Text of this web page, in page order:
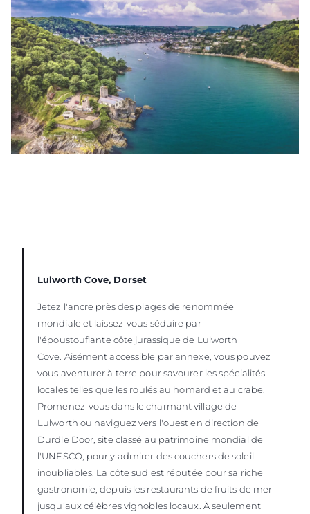
Lulworth Cove, Dorset
Jetez l'ancre près des plages de renommée
mondiale et laissez-vous séduire par
l'époustouflante côte jurassique de Lulworth
Cove. Aisément accessible par annexe, vous pouvez
vous aventurer à terre pour savourer les spécialités
locales telles que les roulés au homard et au crabe.
Promenez-vous dans le charmant village de
Lulworth ou naviguez vers l'ouest en direction de
Durdle Door, site classé au patrimoine mondial de
l'UNESCO, pour y admirer des couchers de soleil
inoubliables. La côte sud est réputée pour sa riche
gastronomie, depuis les restaurants de fruits de mer
jusqu'aux célèbres vignobles locaux. À seulement